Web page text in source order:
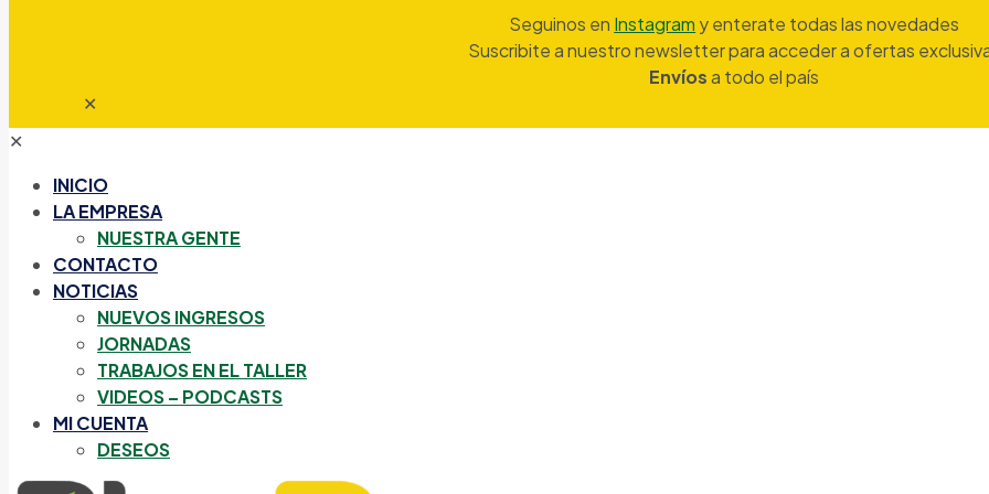
Seguinos en Instagram y enterate todas las novedades
Suscribite a nuestro newsletter para acceder a ofertas
Envíosa todo el país
✕
✕
INICIO
LA EMPRESA
NUESTRA GENTE
CONTACTO
NOTICIAS
NUEVOS INGRESOS
JORNADAS
TRABAJOS EN EL TALLER
VIDEOS – PODCASTS
MI CUENTA
DESEOS